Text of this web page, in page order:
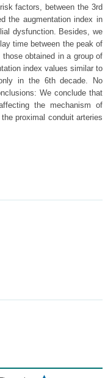
factors, between the 3rd
the augmentation index in
dysfunction. Besides, we
time between the peak of
obtained in a group of
index values similar to
in the 6th decade. No
We conclude that
the mechanism of
proximal conduit arteries